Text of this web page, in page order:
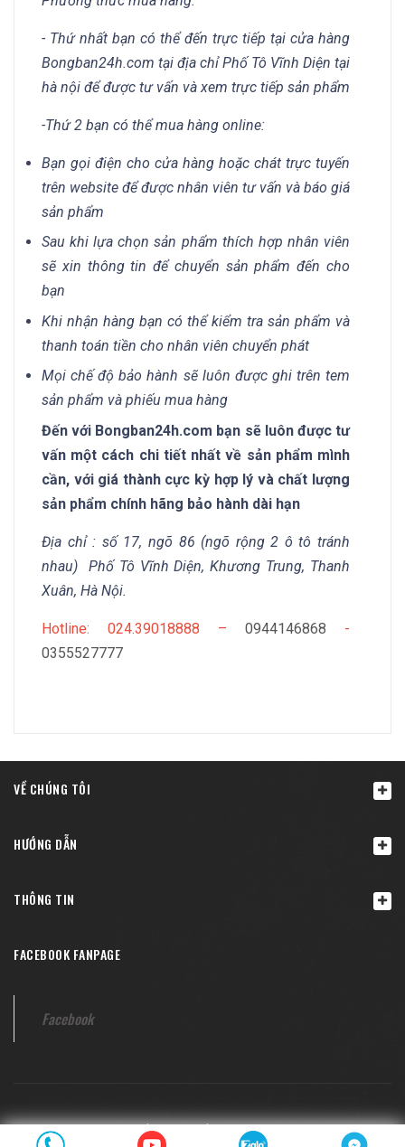
- Thứ nhất bạn có thể đến trực tiếp tại cửa hàng
Bongban24h.com tại địa chỉ Phố Tô Vĩnh Diện tại
hà nội để được tư vấn và xem trực tiếp sản phẩm
-Thứ 2 bạn có thể mua hàng online:
Bạn gọi điện cho cửa hàng hoặc chát trực tuyến
trên website để được nhân viên tư vấn và báo giá
sản phẩm
Sau khi lựa chọn sản phẩm thích hợp nhân viên
sẽ xin thông tin để chuyển sản phẩm đến cho
bạn
Khi nhận hàng bạn có thể kiểm tra sản phẩm và
thanh toán tiền cho nhân viên chuyển phát
Mọi chế độ bảo hành sẽ luôn được ghi trên tem
sản phẩm và phiếu mua hàng
Đến với Bongban24h.com bạn sẽ luôn được tư
vấn một cách chi tiết nhất về sản phẩm mình
cần, với giá thành cực kỳ hợp lý và chất lượng
sản phẩm chính hãng bảo hành dài hạn
Địa chỉ : số 17, ngõ 86 (ngõ rộng 2 ô tô tránh
nhau) Phố Tô Vĩnh Diện, Khương Trung, Thanh
Xuân, Hà Nội.
Hotline: 024.39018888 – 0944146868 -
0355527777
VỀ CHÚNG TÔI
HƯỚNG DẪN
THÔNG TIN
FACEBOOK FANPAGE
Facebook
© Bản quyền thuộc vềBongban24h.com